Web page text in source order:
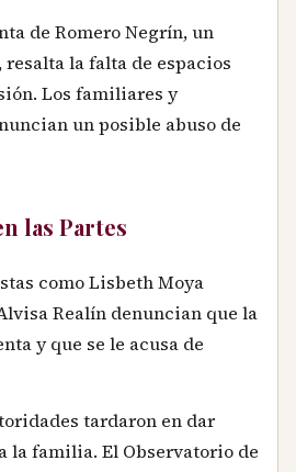
de Romero Negrín, un
la falta de espacios
Los familiares y
un posible abuso de
las Partes
como Lisbeth Moya
Realín denuncian que la
y que se le acusa de
tardaron en dar
la familia. El Observatorio de